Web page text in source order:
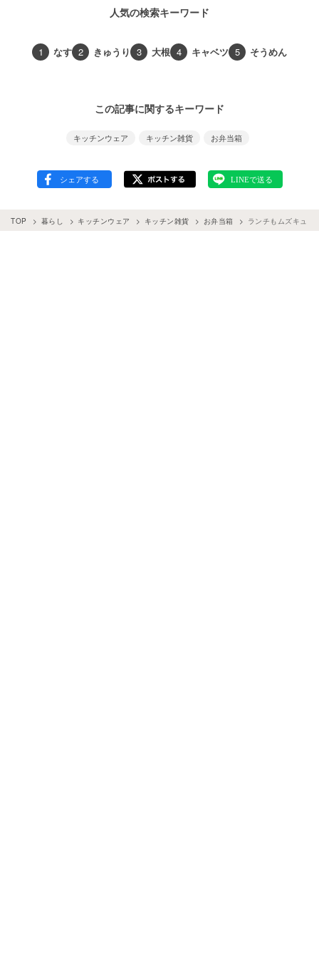
人気の検索キーワード
1 なす 2 きゅうり 3 大根 4 キャベツ 5 そうめん
この記事に関するキーワード
キッチンウェア キッチン雑貨 お弁当箱
TOP 暮らし キッチンウェア キッチン雑貨 お弁当箱 ランチもムズキュン